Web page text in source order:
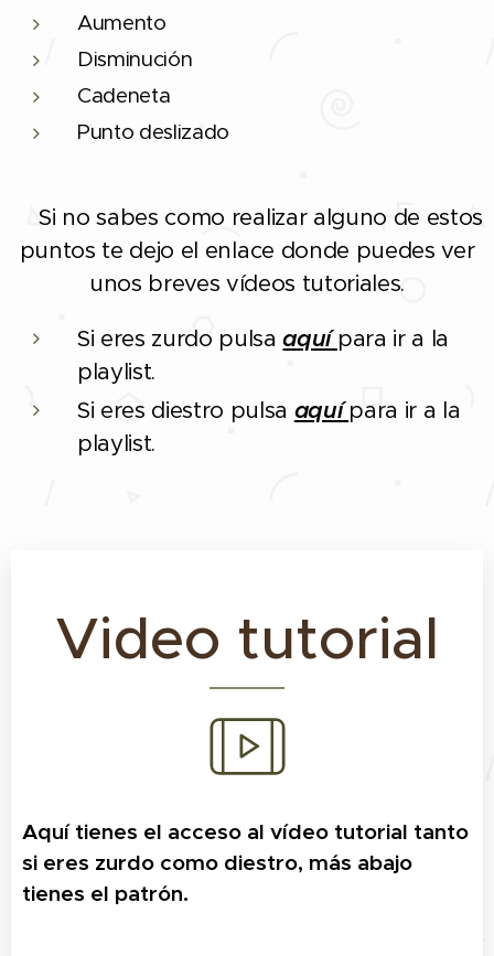
Aumento
Disminución
Cadeneta
Punto deslizado
❗Si no sabes como realizar alguno de estos
puntos te dejo el enlace donde puedes ver
unos breves vídeos tutoriales.
Si eres zurdo pulsaaquípara ir a la
playlist.
Si eres diestro pulsa aquípara ir a la
playlist.
Video tutorial
Aquí tienes el acceso al vídeo tutorial tanto
si eres zurdo como diestro, más abajo
tienes el patrón.